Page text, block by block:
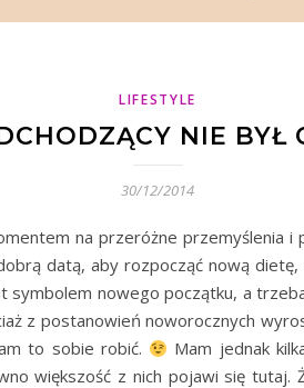
LIFESTYLE
NIE BYŁ
30/12/2014
na przeróżne przemyślenia i
datą, aby rozpocząć nową
nowego początku, a
z postanowień noworocznych
to sobie robić.
Mam jednak
większość z nich pojawi się tutaj.